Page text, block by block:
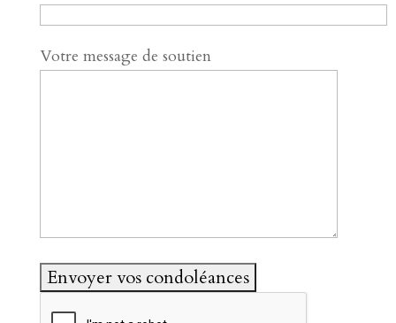
Votre message de soutien